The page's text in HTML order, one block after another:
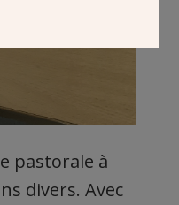
pastorale à
divers. Avec